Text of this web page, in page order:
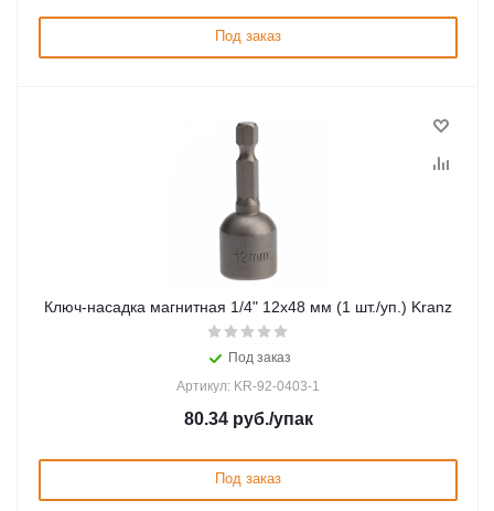
Под заказ
Ключ-насадка магнитная 1/4" 12x48 мм (1 шт./уп.) Kranz
Под заказ
Артикул: KR-92-0403-1
80.34руб./упак
Под заказ